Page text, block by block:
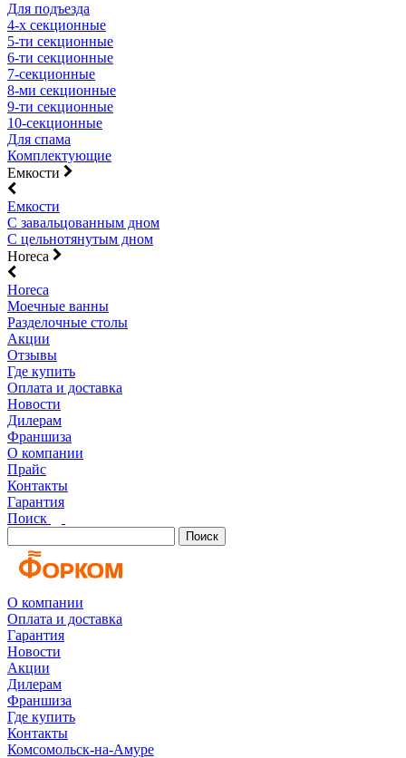
Для подъезда
4-х секционные
5-ти секционные
6-ти секционные
7-секционные
8-ми секционные
9-ти секционные
10-секционные
Для спама
Комплектующие
Емкости
Емкости
С завальцованным дном
С цельнотянутым дном
Horeca
Horeca
Моечные ванны
Разделочные столы
Акции
Отзывы
Где купить
Оплата и доставка
Новости
Дилерам
Франшиза
О компании
Прайс
Контакты
Гарантия
Поиск
Поиск
О компании
Оплата и доставка
Гарантия
Новости
Акции
Дилерам
Франшиза
Где купить
Контакты
Комсомольск-на-Амуре